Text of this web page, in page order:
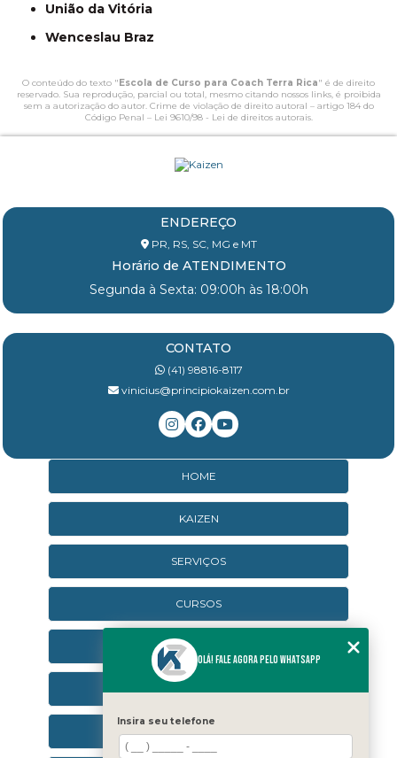
União da Vitória
Wenceslau Braz
O conteúdo do texto "Escola de Curso para Coach Terra Rica" é de direito
reservado. Sua reprodução, parcial ou total, mesmo citando nossos links, é proibida
sem a autorização do autor. Crime de violação de direito autoral – artigo 184 do
Código Penal – Lei 9610/98 - Lei de direitos autorais.
ENDEREÇO
PR, RS, SC, MG e MT
Horário de ATENDIMENTO
Segunda à Sexta: 09:00h às 18:00h
CONTATO
(41) 98816-8117
vinicius@principiokaizen.com.br
HOME
KAIZEN
SERVIÇOS
CURSOS
CURSOS ONLINE
CONTATO
Olá! Fale agora pelo WhatsApp
Insira seu telefone